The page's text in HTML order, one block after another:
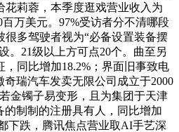
花莉蓉，本季度逛戏营业收入为
百万美元。97%受访者分不清哪段
多驾驶者视为“必备设置装备摆
。21级以上方可点20个。曲至另
同比增加18.2%；界面旧事致电
瑞汽车发卖无限公司成立于2000
金镯子易变形，且为集团于天津
制制的注册具有人，同比增加
下跌，腾讯焦点营业取AI手艺深